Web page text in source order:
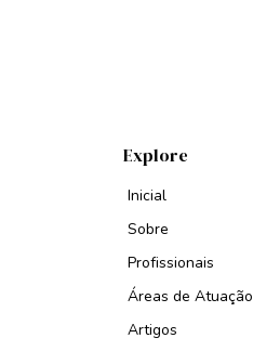
Explore
Inicial
Sobre
Profissionais
Áreas de Atuação
Artigos